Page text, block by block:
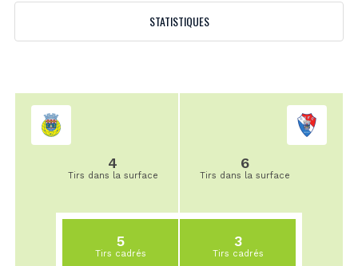
STATISTIQUES
4
Tirs dans la surface
5
Tirs cadrés
6
Tirs dans la surface
3
Tirs cadrés